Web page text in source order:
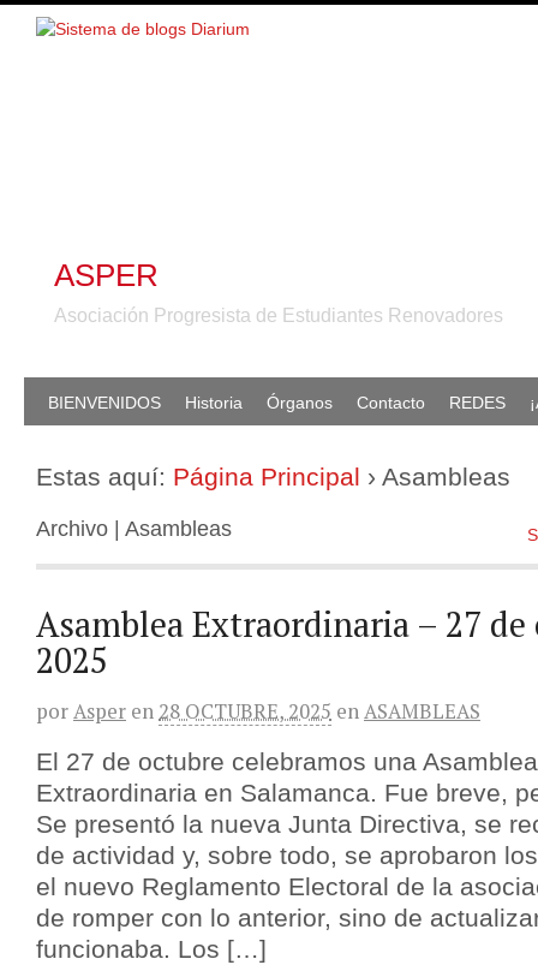
ASPER
Asociación Progresista de Estudiantes Renovadores
BIENVENIDOS Historia Órganos Contacto REDES
Estas aquí: Página Principal › Asambleas
Archivo | Asambleas
Asamblea Extraordinaria – 27 de
2025
porAsper en 28 OCTUBRE, 2025 enASAMBLEAS
El 27 de octubre celebramos una
Extraordinaria en Salamanca. Fue breve,
Se presentó la nueva Junta Directiva, se
de actividad y, sobre todo, se aprobaron
el nuevo Reglamento Electoral de la
de romper con lo anterior, sino de
funcionaba. Los […]